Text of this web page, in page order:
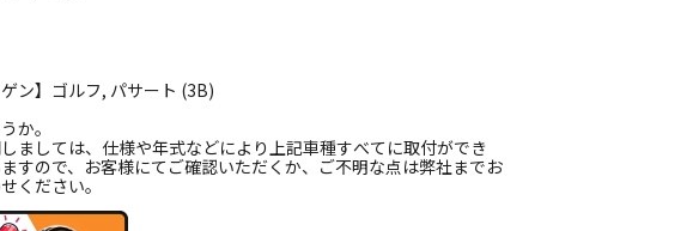
ゲン】ゴルフ, パサート (3B)
か。
ましては、仕様や年式などにより上記車種すべてに取付ができ
すので、お客様にてご確認いただくか、ご不明な点は弊社までお
ください。